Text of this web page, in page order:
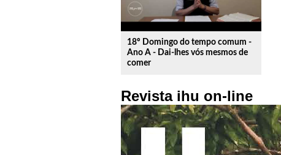
18º Domingo do tempo comum -
Ano A - Dai-lhes vós mesmos de
comer
Revista ihu on-line